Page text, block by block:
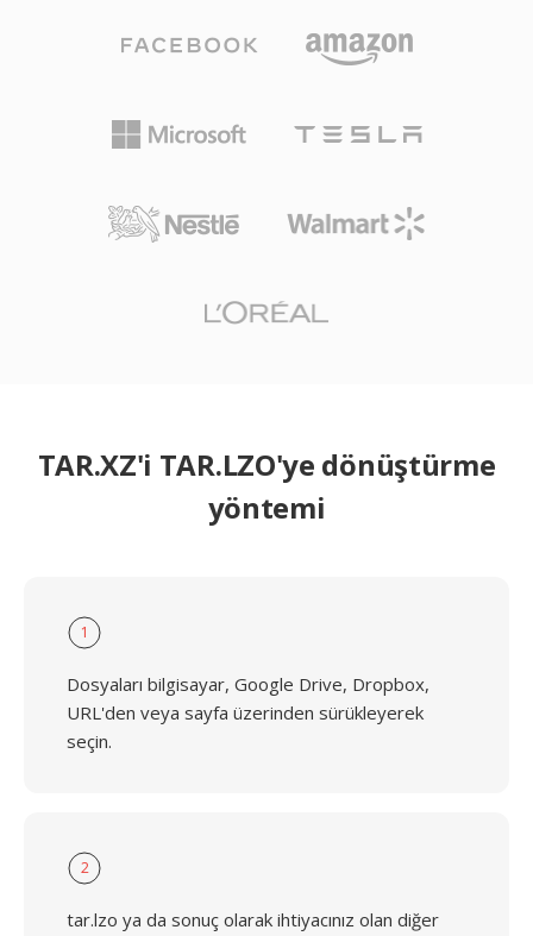
TAR.XZ'i TAR.LZO'ye dönüştürme
yöntemi
1
Dosyaları bilgisayar, Google Drive, Dropbox,
URL'den veya sayfa üzerinden sürükleyerek
seçin.
2
tar.lzo ya da sonuç olarak ihtiyacınız olan diğer